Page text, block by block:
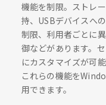
機能を制限。ストレ
持、USBデバイスへ
制限、利用者ごとに
御などがあります。
にカスタマイズが可
これらの機能を
用できます。